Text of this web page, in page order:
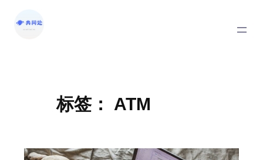
标签： ATM